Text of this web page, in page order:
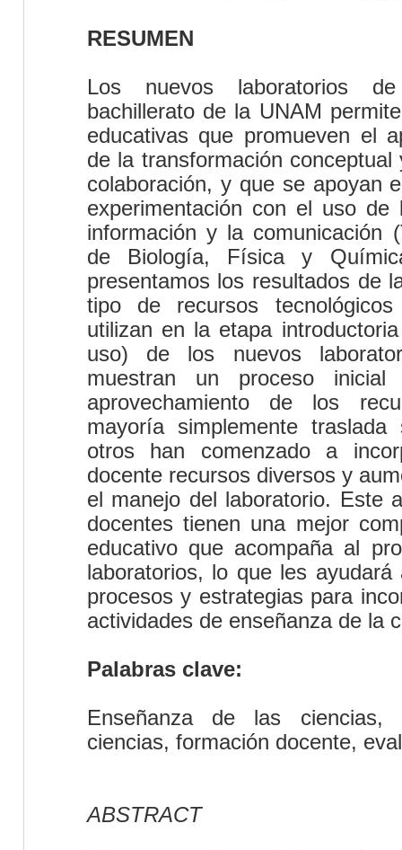
RESUMEN
Los nuevos laboratorios
bachillerato de la UNAM
educativas que promueven el
de la transformación
colaboración, y que se apoyan
experimentación con el uso
información y la comunicación
de Biología, Física y
presentamos los resultados de
tipo de recursos
utilizan en la etapa
uso) de los nuevos
muestran un proceso
aprovechamiento de los
mayoría simplemente
otros han comenzado a
docente recursos diversos y
el manejo del laboratorio. Este
docentes tienen una mejor
educativo que acompaña al
laboratorios, lo que les ayudará
procesos y estrategias para
actividades de enseñanza de la
Palabras clave:
Enseñanza de las ciencias,
ciencias, formación docente,
ABSTRACT